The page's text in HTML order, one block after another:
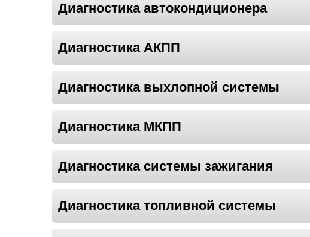
Диагностика автокондиционера
Диагностика АКПП
Диагностика выхлопной системы
Диагностика МКПП
Диагностика системы зажигания
Диагностика топливной системы